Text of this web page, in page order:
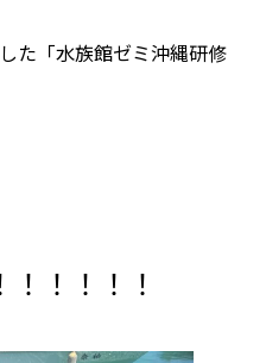
た「水族館ゼミ沖縄研修
！！！！